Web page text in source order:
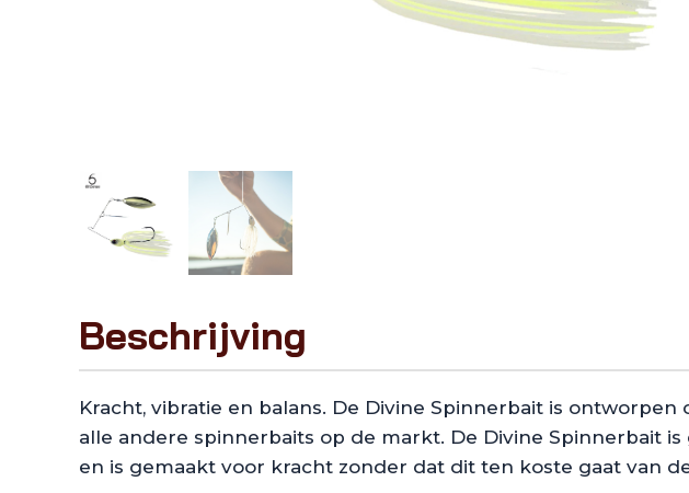
Beschrijving
Kracht, vibratie en balans. De Divine Spinnerbait is
alle andere spinnerbaits op de markt. De Divine Spinnerbait
en is gemaakt voor kracht zonder dat dit ten koste gaat van